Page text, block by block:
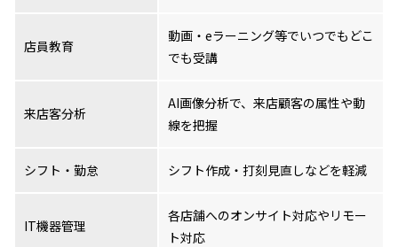
店員教育
動画・eラーニング等でいつでもどこ
でも受講
来店客分析
AI画像分析で、来店顧客の属性や動
線を把握
シフト・勤怠 シフト作成・打刻見直しなどを軽減
IT機器管理
各店舗へのオンサイト対応やリモー
ト対応